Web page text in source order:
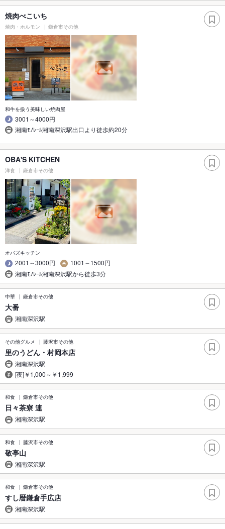
焼肉べこいち
焼肉・ホルモン 鎌倉市その他
和牛を扱う美味しい焼肉屋
3001～4000円
湘南ﾓﾉﾚｰﾙ湘南深沢駅出口より徒歩約20分
OBA'S KITCHEN
洋食 鎌倉市その他
オバズキッチン
2001～3000円
1001～1500円
湘南ﾓﾉﾚｰﾙ湘南深沢駅から徒歩3分
中華 鎌倉市その他
大番
湘南深沢駅
その他グルメ 藤沢市その他
里のうどん・村岡本店
湘南深沢駅
[夜]￥1,000～￥1,999
和食 鎌倉市その他
日々茶寮 連
湘南深沢駅
和食 藤沢市その他
敬亭山
湘南深沢駅
和食 鎌倉市その他
すし暦鎌倉手広店
湘南深沢駅